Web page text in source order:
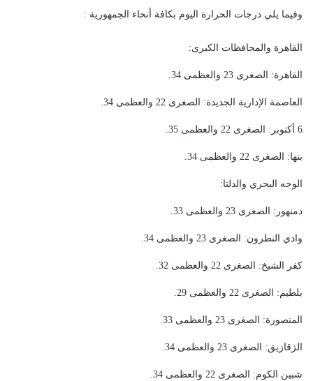
وفيما يلي درجات الحرارة اليوم بكافة أنحاء الجمهورية :
القاهرة والمحافظات الكبرى:
​القاهرة: الصغرى 23 والعظمى 34.
​العاصمة الإدارية الجديدة: الصغرى 22 والعظمى 34.
​6 أكتوبر: الصغرى 22 والعظمى 35.
​بنها: الصغرى 22 والعظمى 34.
​الوجه البحري والدلتا:
​دمنهور: الصغرى 23 والعظمى 33.
​وادي النطرون: الصغرى 23 والعظمى 34.
​كفر الشيخ: الصغرى 22 والعظمى 32.
​بلطيم: الصغرى 22 والعظمى 29.
​المنصورة: الصغرى 23 والعظمى 33.
​الزقازيق: الصغرى 23 والعظمى 34.
​شبين الكوم: الصغرى 22 والعظمى 34.